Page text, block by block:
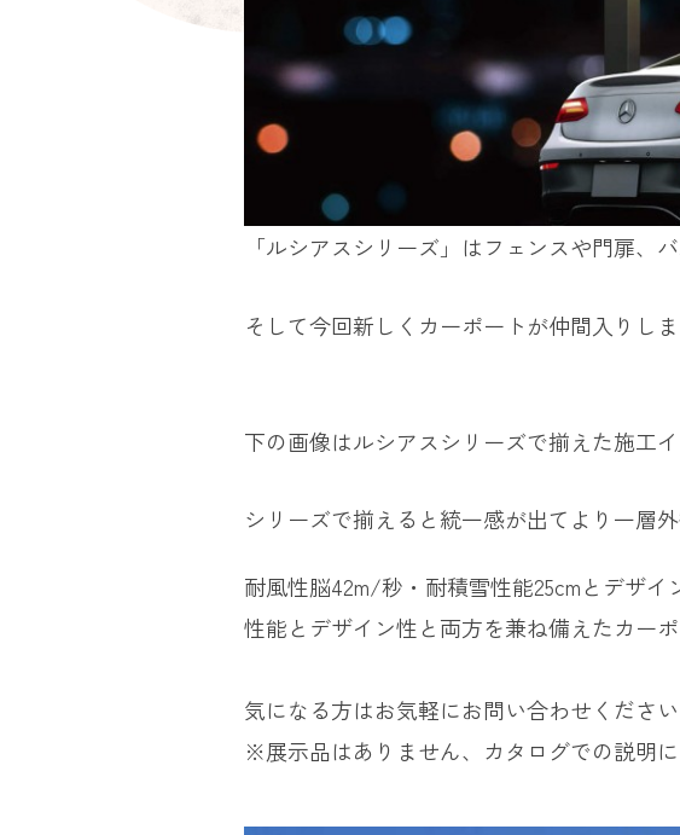
「ルシアスシリーズ」はフェンスや門扉、
そして今回新しくカーポートが仲間入りし
下の画像はルシアスシリーズで揃えた施工
シリーズで揃えると統一感が出てより一層
耐風性脳42m/秒・耐積雪性能25cmとデザ
性能とデザイン性と両方を兼ね備えたカー
気になる方はお気軽にお問い合わせください
※展示品はありません、カタログでの説明